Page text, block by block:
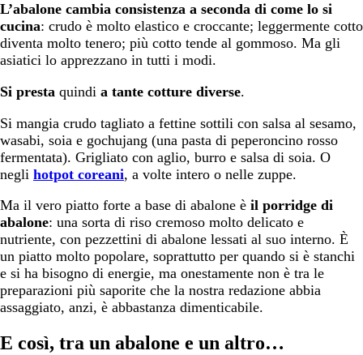
L’abalone cambia consistenza a seconda di come lo si
cucina: crudo è molto elastico e croccante; leggermente cotto
diventa molto tenero; più cotto tende al gommoso. Ma gli
asiatici lo apprezzano in tutti i modi.
Si presta quindi a tante cotture diverse.
Si mangia crudo tagliato a fettine sottili con salsa al sesamo,
wasabi, soia e gochujang (una pasta di peperoncino rosso
fermentata). Grigliato con aglio, burro e salsa di soia. O
negli hotpot coreani, a volte intero o nelle zuppe.
Ma il vero piatto forte a base di abalone è il porridge di
abalone: una sorta di riso cremoso molto delicato e
nutriente, con pezzettini di abalone lessati al suo interno. È
un piatto molto popolare, soprattutto per quando si è stanchi
e si ha bisogno di energie, ma onestamente non è tra le
preparazioni più saporite che la nostra redazione abbia
assaggiato, anzi, è abbastanza dimenticabile.
E così, tra un abalone e un altro…